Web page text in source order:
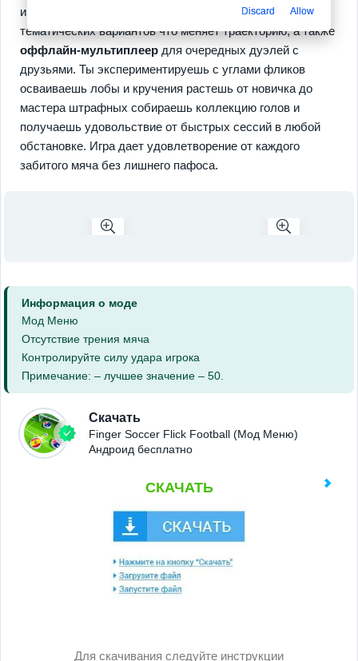
игрока, есть
от классики до
тематических вариантов что меняет траекторию, а также
оффлайн-мультиплеер для очередных дуэлей с
друзьями. Ты экспериментируешь с углами фликов
осваиваешь лобы и кручения растешь от новичка до
мастера штрафных собираешь коллекцию голов и
получаешь удовольствие от быстрых сессий в любой
обстановке. Игра дает удовлетворение от каждого
забитого мяча без лишнего пафоса.
Информация о моде
Мод Меню
Отсутствие трения мяча
Контролируйте силу удара игрока
Примечание: – лучшее значение – 50.
Скачать
Finger Soccer Flick Football (Мод Меню)
Андроид бесплатно
СКАЧАТЬ
Для скачивания следуйте инструкции
Discard Allow